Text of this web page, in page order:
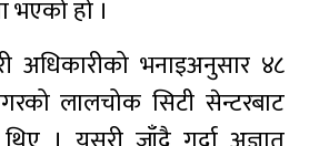
भएको हो ।
अधिकारीको भनाइअनुसार ४८
लालचोक सिटी सेन्टरबाट